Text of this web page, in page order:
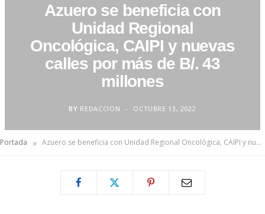
Azuero se beneficia con
Unidad Regional
Oncológica, CAIPI y nuevas
calles por más de B/. 43
millones
BY REDACCION OCTUBRE 13, 2022
Portada » Azuero se beneficia con Unidad Regional Oncológica, CAIPI y nuevas calles por más de B/. 43 millones